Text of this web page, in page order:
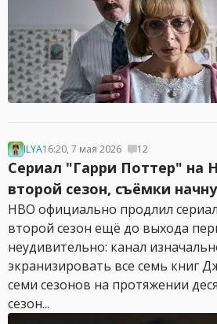
ILYA16:20, 7 мая 2026 12
Сериал "Гарри Поттер" на
второй сезон, съёмки
HBO официально продлил
второй сезон ещё до выхода
неудивительно: канал
экранизировать все семь книг
семи сезонов на протяжении
сезон...